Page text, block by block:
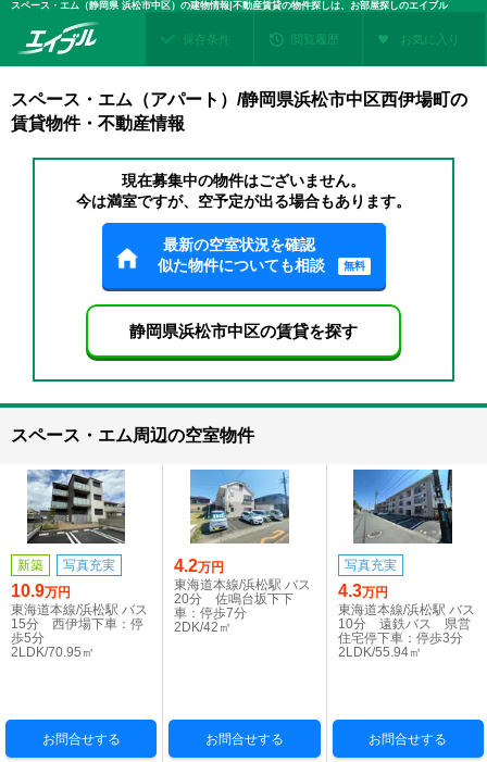
スペース・エム（静岡県 浜松市中区）の建物情報|不動産賃貸の物件探しは、お部屋探しのエイブル
保存条件 閲覧履歴 お気に入り
スペース・エム（アパート）/静岡県浜松市中区西伊場町の
賃貸物件・不動産情報
現在募集中の物件はございません。
今は満室ですが、空予定が出る場合もあります。
最新の空室状況を確認
似た物件についても相談
無料
静岡県浜松市中区の賃貸を探す
スペース・エム周辺の空室物件
新築 写真充実
10.9万円
東海道本線/浜松駅 バス
15分 西伊場下車：停
歩5分
2LDK/70.95㎡
お問合せする
4.2万円
東海道本線/浜松駅 バス
20分 佐鳴台坂下下
車：停歩7分
2DK/42㎡
お問合せする
写真充実
4.3万円
東海道本線/浜松駅 バス
10分 遠鉄バス 県営
住宅停下車：停歩3分
2LDK/55.94㎡
お問合せする